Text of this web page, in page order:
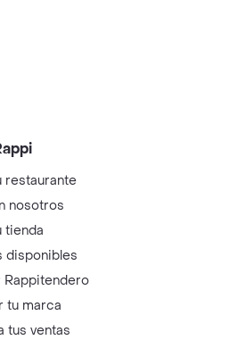
restaurante
nosotros
tienda
disponibles
Rappitendero
tu marca
tus ventas